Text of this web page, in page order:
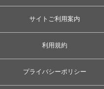
サイトご利用案内
利用規約
プライバシーポリシー